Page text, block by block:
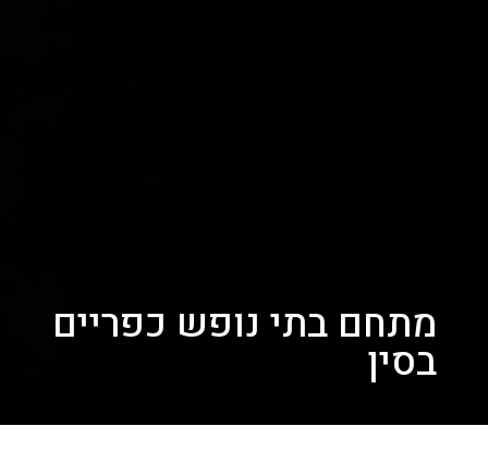
מתחם בתי נופש כפריים
בסין